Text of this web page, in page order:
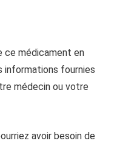
ce médicament en
informations fournies
médecin ou votre
avoir besoin de